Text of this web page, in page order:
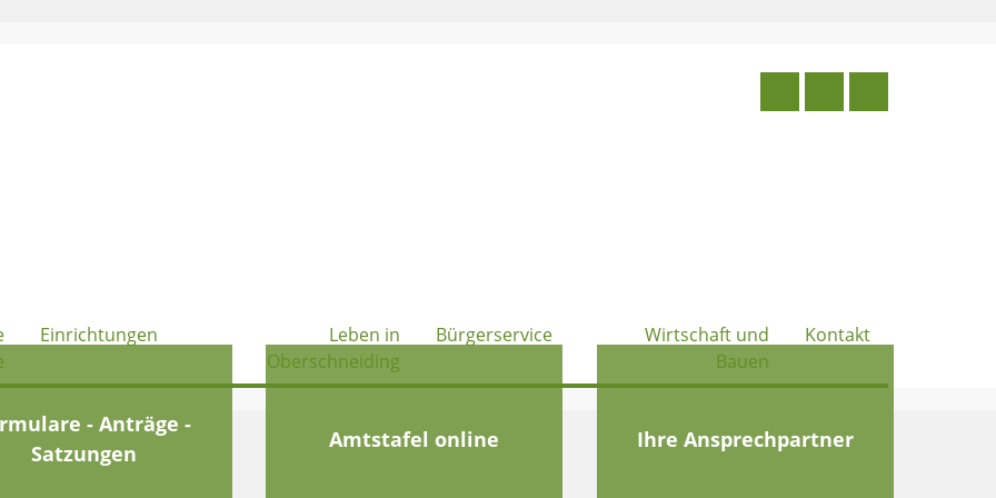
Einrichtungen
Leben in
Oberschneiding
Bürgerservice
Wirtschaft und
Bauen
Kontakt
- Anträge -
Satzungen
Amtstafel online Ihre Ansprechpartner